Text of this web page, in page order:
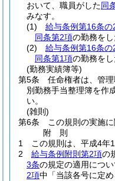
おいて、職員がした同
みなす。
(1)
給与条例第16条の
同条第2項の勤務を
(2)
給与条例第16条の
同条第1項の勤務を
(勤務実績簿等)
第5条
任命権者は、管
別勤務手当整理簿を作
い。
(雑則)
第6条
この規則の実施
附 則
1
この規則は、平成4年
2
給与条例附則第2項の
3条の規定の適用につい
2項中「当該各号に定